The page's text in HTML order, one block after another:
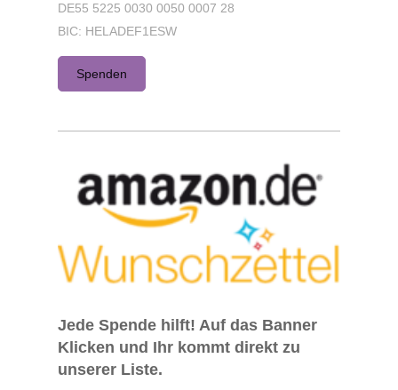
DE55 5225 0030 0050 0007 28
BIC: HELADEF1ESW
Spenden
Jede Spende hilft! Auf das Banner
Klicken und Ihr kommt direkt zu
unserer Liste.